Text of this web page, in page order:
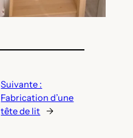
Suivante :
Fabrication d’une
tête de lit →